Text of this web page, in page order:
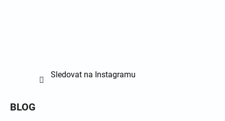
Sledovat na Instagramu
BLOG